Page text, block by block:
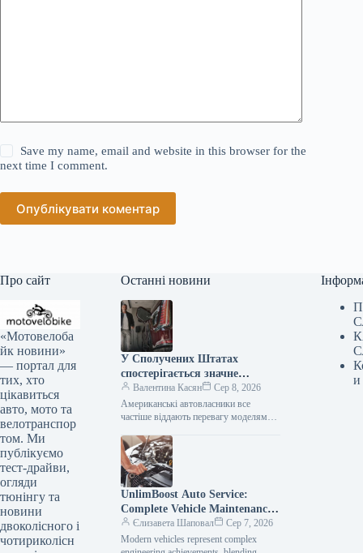
Save my name, email and website in this browser for the
next time I comment.
Опублікувати коментар
Про сайт
«Мотовелоба
йк новини»
— портал для
тих, хто
цікавиться
авто, мото та
велотранспор
том. Ми
публікуємо
тест-драйви,
огляди
тюнінгу та
новини
двоколісного і
чотириколісн
Останні новини
У Сполучених Штатах
спостерігається значне
зниження популярності
елітних автомобілів.
Валентина Касян
Сер 8, 2026
Американські автовласники все
частіше віддають перевагу моделям
аніж автомобілям преміум-класу. Дані,
зібрані J.D. Power за перше…
UnlimBoost Auto Service:
Complete Vehicle Maintenance
& ECU Tuning
Єлизавета Шаповал
Сер 7, 2026
Modern vehicles represent complex
и